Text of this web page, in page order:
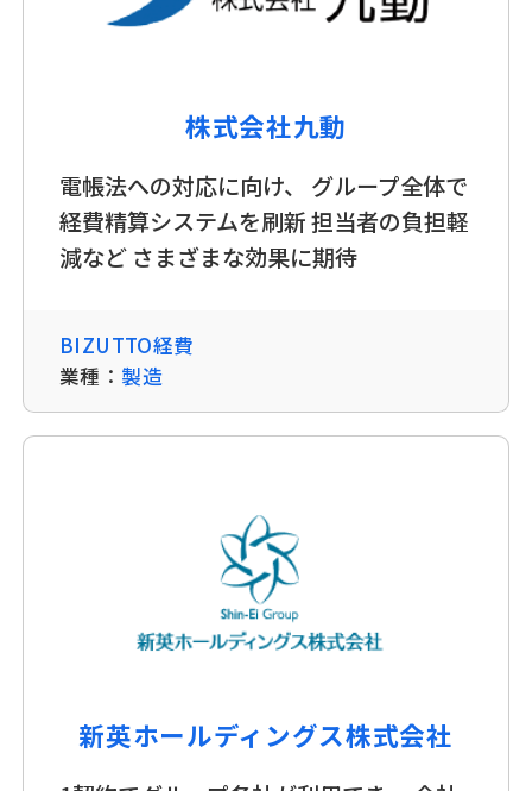
株式会社九動
電帳法への対応に向け、 グループ全体で
経費精算システムを刷新 担当者の負担軽
減など さまざまな効果に期待
BIZUTTO経費
業種： 製造
新英ホールディングス株式会社